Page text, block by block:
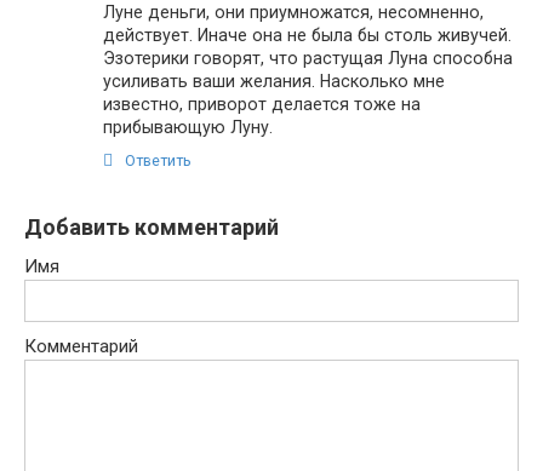
Луне деньги, они приумножатся, несомненно,
действует. Иначе она не была бы столь живучей.
Эзотерики говорят, что растущая Луна способна
усиливать ваши желания. Насколько мне
известно, приворот делается тоже на
прибывающую Луну.
Ответить
Добавить комментарий
Имя
Комментарий